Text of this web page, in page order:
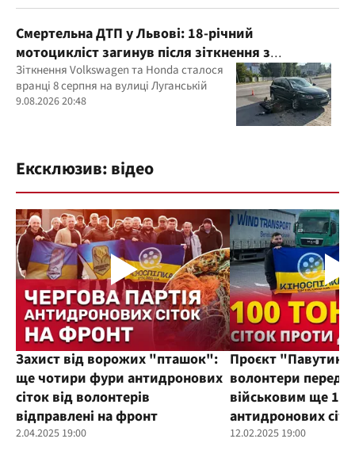
Смертельна ДТП у Львові: 18-річний
мотоцикліст загинув після зіткнення з
Volkswagen
Зіткнення Volkswagen та Honda сталося
вранці 8 серпня на вулиці Луганській
9.08.2026 20:48
Ексклюзив: відео
Захист від ворожих "пташок":
ще чотири фури антидронових
сіток від волонтерів
відправлені на фронт
2.04.2025 19:00
Проєкт
волонтери
військовим ще
антидронових
12.02.2025 19:00